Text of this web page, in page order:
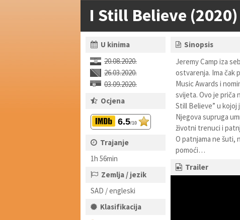
I Still Believe (2020)
U kinima
20.08.2020.
26.03.2020.
03.09.2020.
Ocjena
6.5/10
Trajanje
1h 56min
Zemlja / jezik
SAD / engleski
Klasifikacija
Sinopsis
Jeremy Camp iza
ostvarenja. Ima čak
Music Awards i
svijeta. Ovo je priča
Still Believe” u
Njegova supruga
životni trenuci i
O patnjama ne šuti,
pomoći…
Trailer